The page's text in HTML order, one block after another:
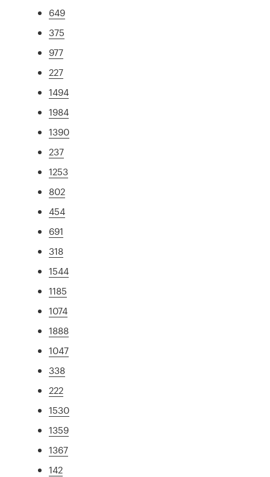
649
375
977
227
1494
1984
1390
237
1253
802
454
691
318
1544
1185
1074
1888
1047
338
222
1530
1359
1367
142